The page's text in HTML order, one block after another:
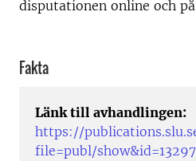
disputationen online och
Fakta
Länk till avhandlingen:
https://
file=publ/